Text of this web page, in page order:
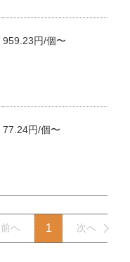
959.23円/個〜
77.24円/個〜
前へ 1 次へ